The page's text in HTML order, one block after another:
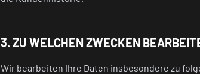
3. ZU WELCHEN ZWECKEN
Wir bearbeiten Ihre Daten insbesondere zu